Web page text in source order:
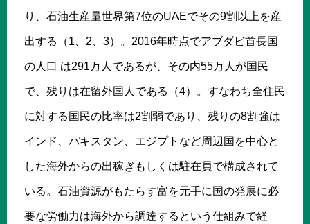
り、石油生産量世界第7位のUAEでその9割以上を産
出する（1、2、3）。2016年時点でアブダビ首長国
の人口 は291万人であるが、その内55万人が国民
で、残りは在留外国人である（4）。すなわち全住民
に対する国民の比率は2割弱であり、残りの8割強は
インド、パキスタン、エジプトなど周辺国を中心と
した海外からの出稼ぎもしくは駐在員で構成されて
いる。石油資源がもたらす富を元手に国の発展に必
要な労働力は海外から調達するという仕組みで経